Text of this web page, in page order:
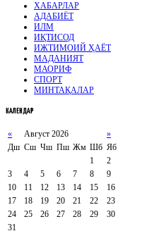
ХАБАРЛАР
АДАБИЁТ
ИЛМ
ИҚТИСОД
ИЖТИМОИЙ ҲАЁТ
МАДАНИЯТ
МАОРИФ
СПОРТ
МИНТАҚАЛАР
КАЛЕНДАР
« Август 2026
»
Дш Сш Чш Пш Жм Шб Яб
1
2
3
4 5 6 7 8
9
10
11 12 13 14 15
16
17
18 19 20 21 22
23
24
25 26 27 28 29
30
31